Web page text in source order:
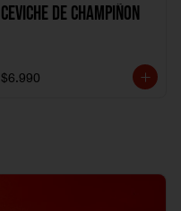
Ceviche de Champiñon
$6.990